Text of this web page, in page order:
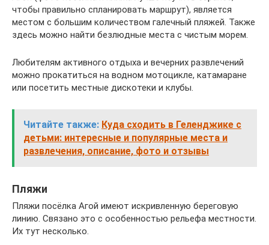
чтобы правильно спланировать маршрут), является
местом с большим количеством галечный пляжей. Также
здесь можно найти безлюдные места с чистым морем.
Любителям активного отдыха и вечерних развлечений
можно прокатиться на водном мотоцикле, катамаране
или посетить местные дискотеки и клубы.
Читайте также: Куда сходить в Геленджике с
детьми: интересные и популярные места и
развлечения, описание, фото и отзывы
Пляжи
Пляжи посёлка Агой имеют искривленную береговую
линию. Связано это с особенностью рельефа местности.
Их тут несколько.